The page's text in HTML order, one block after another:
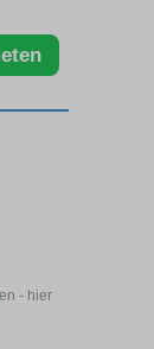
- hier